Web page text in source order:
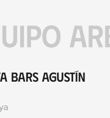
Bars Agustín